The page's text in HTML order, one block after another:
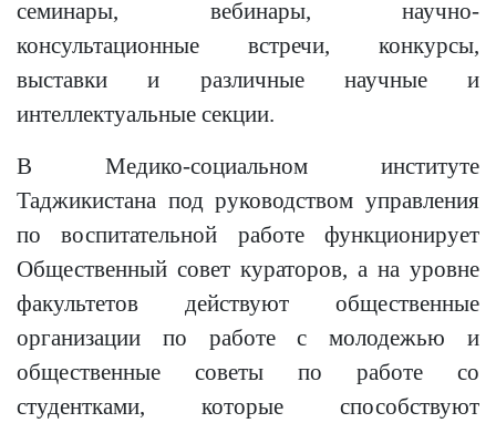
семинары, вебинары, научно-
консультационные встречи, конкурсы,
выставки и различные научные и
интеллектуальные секции.
В Медико-социальном институте
Таджикистана под руководством управления
по воспитательной работе функционирует
Общественный совет кураторов, а на уровне
факультетов действуют общественные
организации по работе с молодежью и
общественные советы по работе со
студентками, которые способствуют